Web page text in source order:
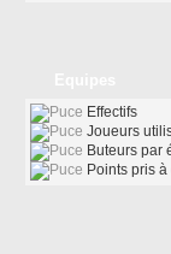
Effectifs
Joueurs
Buteurs par
Points pris